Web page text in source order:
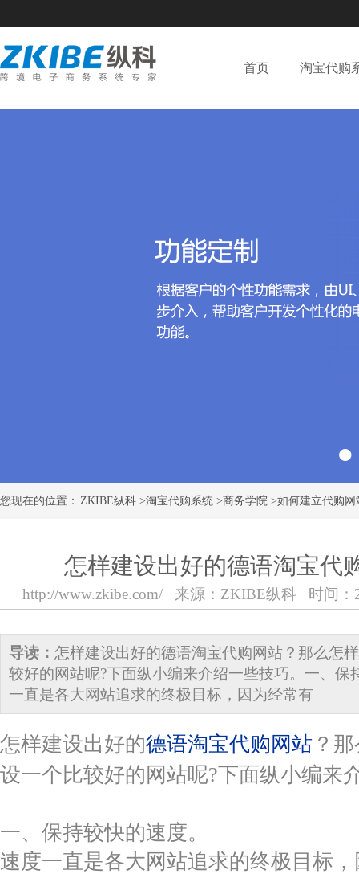
首页 淘宝代购
您现在的位置： ZKIBE纵科 >淘宝代购系统 >商务学院 >如何建立代购网
怎样建设出好的德语淘宝代
http://www.zkibe.com/来源： ZKIBE纵科 时间：
导读： 怎样建设出好的德语淘宝代购网站？那么怎
较好的网站呢?下面纵小编来介绍一些技巧。一、保
一直是各大网站追求的终极目标，因为经常有
怎样建设出好的德语淘宝代购网站 ？
设一个比较好的网站呢?下面纵小编来
一、保持较快的速度。
速度一直是各大网站追求的终极目标